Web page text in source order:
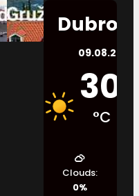
09.08.2026.
30
°C
Clouds:
0%